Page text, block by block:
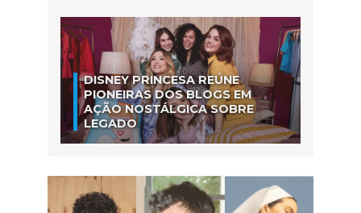
DISNEY PRINCESA REÚNE
PIONEIRAS DOS BLOGS EM
AÇÃO NOSTÁLGICA SOBRE
LEGADO